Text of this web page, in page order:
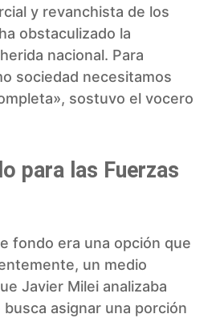
y revanchista de los
obstaculizado la
nacional. Para
sociedad necesitamos
sostuvo el vocero
para las Fuerzas
fondo era una opción que
un medio
Javier Milei analizaba
asignar una porción